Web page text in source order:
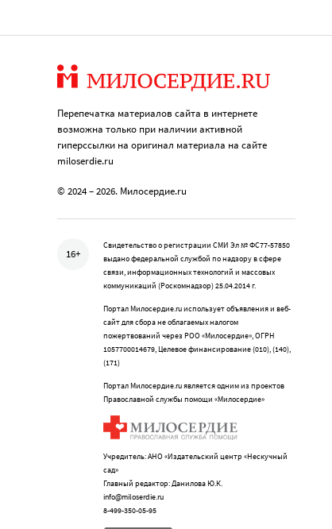
Перепечатка материалов сайта в интернете
возможна только при наличии активной
гиперссылки на оригинал материала на сайте
miloserdie.ru
© 2024 – 2026. Милосердие.ru
16+
Свидетельство о регистрации СМИ Эл № ФС77-57850
выдано федеральной службой по надзору в сфере
связи, информационных технологий и массовых
коммуникаций (Роскомнадзор) 25.04.2014 г.
Портал Милосердие.ru использует объявления и веб-
сайт для сбора не облагаемых налогом
пожертвований через РОО «Милосердие», ОГРН
1057700014679, Целевое финансирование (010), (140),
(171)
Портал Милосердие.ru является одним из проектов
Православной службы помощи «Милосердие»
Учредитель: АНО «Издательский центр «Нескучный
сад»
Главный редактор: Данилова Ю.К.
info@miloserdie.ru
8-499-350-05-95